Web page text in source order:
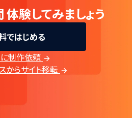
体験してみましょう
ではじめる
制作依頼
からサイト移転